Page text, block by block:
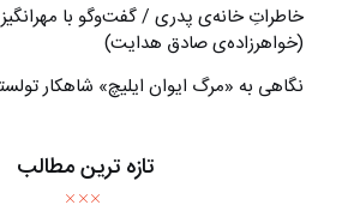
خاطراتِ خانه‌ی پدری / گفت‌وگو با
(خواهرزاده‌ی صادق هدايت)
نگاهی به «مرگ ايوان ايليچ» شاهکار
تازه ترین مطالب